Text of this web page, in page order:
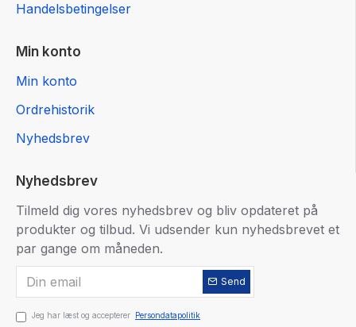
Handelsbetingelser
Min konto
Min konto
Ordrehistorik
Nyhedsbrev
Nyhedsbrev
Tilmeld dig vores nyhedsbrev og bliv opdateret på
produkter og tilbud. Vi udsender kun nyhedsbrevet et
par gange om måneden.
Send
Jeg har læst og accepterer Persondatapolitik